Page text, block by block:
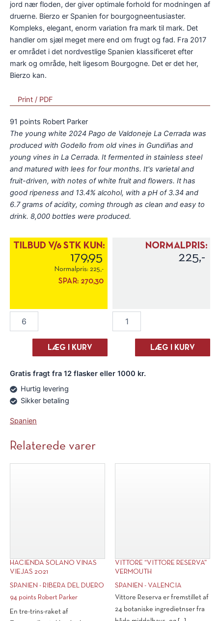
jord nær floden, der giver optimale forhold for modningen af
druerne. Bierzo er Spanien for bourgogneentusiaster.
Kompleks, elegant, enorm variation fra mark til mark. Det
handler om sjæl meget mere end om frugt og fad. Fra 2017
er området i det nordvestlige Spanien klassificeret efter
mark og område, helt ligesom Bourgogne. Det er det her,
Bierzo kan.
Print / PDF
91 points Robert Parker
The young white 2024 Pago de Valdoneje La Cerrada was
produced with Godello from old vines in Gundiñas and
young vines in La Cerrada. It fermented in stainless steel
and matured with lees for four months. It's varietal and
fruit-driven, with notes of white fruit and flowers. It has
good ripeness and 13.4% alcohol, with a pH of 3.34 and
6.7 grams of acidity, coming through as clean and easy to
drink. 8,000 bottles were produced.
TILBUD V/6 STK KUN:
179,95
Normalpris: 225,-
SPAR: 270,30
Valtuille
Godello
antal
LÆG I KURV
NORMALPRIS:
225,-
Valtuille
Godello
antal
LÆG I KURV
Gratis fragt fra 12 flasker eller 1000 kr.
Hurtig levering
Sikker betaling
Spanien
Relaterede varer
HACIENDA SOLANO VINAS
VIEJAS 2021
SPANIEN - RIBERA DEL DUERO
94 points Robert Parker
En tre-trins-raket af
VITTORE “VITTORE RESERVA”
VERMOUTH
SPANIEN - VALENCIA
Vittore Reserva er fremstillet af
24 botaniske ingredietnser fra